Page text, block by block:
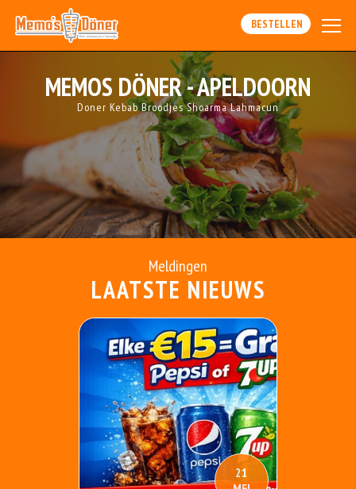
BESTELLEN
MEMOS DÖNER - APELDOORN
Doner Kebab Broodjes Shoarma Lahmacun
Meldingen
LAATSTE NIEUWS
21